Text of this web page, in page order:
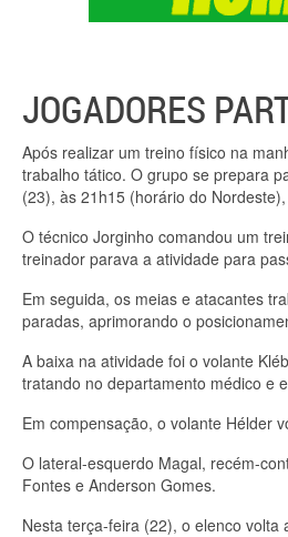
JOGADORES
Após realizar um treino físico na
trabalho tático. O grupo se prepara
(23), às 21h15 (horário do
O técnico Jorginho comandou um
treinador parava a atividade para
Em seguida, os meias e atacantes
paradas, aprimorando o
A baixa na atividade foi o volante
tratando no departamento médico e
Em compensação, o volante Hélder
O lateral-esquerdo Magal, recém-
Fontes e Anderson Gomes.
Nesta terça-feira (22), o elenco